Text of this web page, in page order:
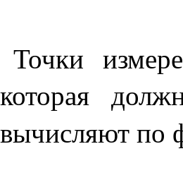
Точки
которая
вычисляют по